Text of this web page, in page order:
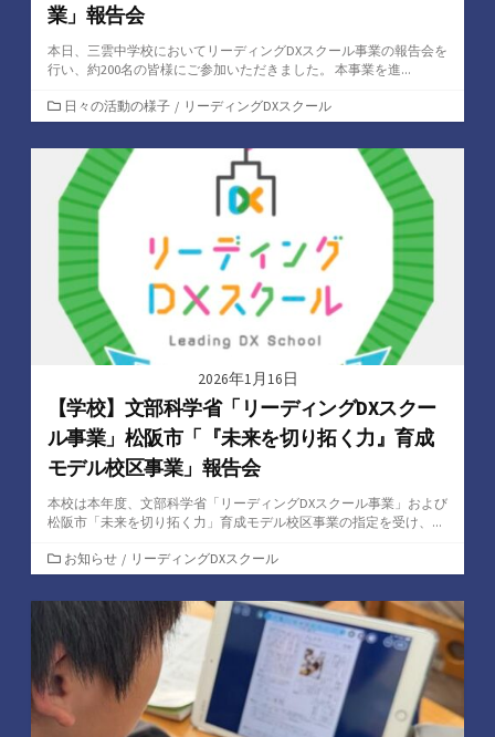
業」報告会
本日、三雲中学校においてリーディングDXスクール事業の報告会を
行い、約200名の皆様にご参加いただきました。 本事業を進...
カ
テ
ゴ
ー
日々の活動の様子 / リーディングDXスクール
2026年1月16日
【学校】文部科学省「リーディングDXスクー
ル事業」松阪市「『未来を切り拓く力』育成
モデル校区事業」報告会
本校は本年度、文部科学省「リーディングDXスクール事業」および
松阪市「未来を切り拓く力」育成モデル校区事業の指定を受け、...
カ
テ
ゴ
リ
ー
お知らせ / リーディングDXスクール